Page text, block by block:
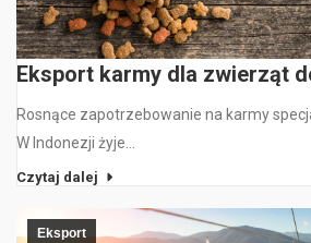
Eksport karmy dla zwierząt
Rosnące zapotrzebowanie na karmy
W Indonezji żyje…
Czytaj dalej
Eksport